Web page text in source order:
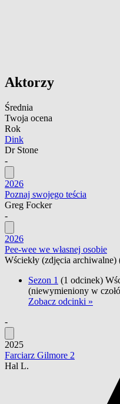
Aktorzy
Średnia
Twoja ocena
Rok
Dink
Dr Stone
-
2026
Poznaj swojego teścia
Greg Focker
-
2026
Pee-wee we własnej osobie
Wściekły (zdjęcia
Sezon 1 (1 odcinek)
(niewymieniony w
Zobacz odcinki »
-
2025
Farciarz Gilmore 2
Hal L.